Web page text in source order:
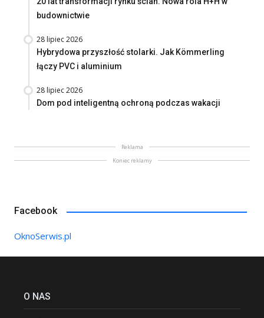
budownictwie
28 lipiec 2026
Hybrydowa przyszłość stolarki. Jak Kömmerling
łączy PVC i aluminium
28 lipiec 2026
Dom pod inteligentną ochroną podczas wakacji
Reklama
Koniec reklamy
Facebook
OknoSerwis.pl
O NAS